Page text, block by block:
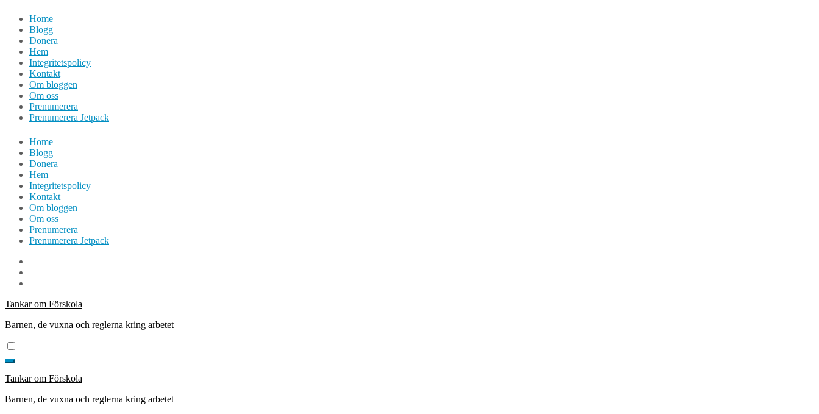
Hoppa
innehåll
Home
Blogg
Donera
Hem
Integritetspolicy
Kontakt
Om bloggen
Om oss
Prenumerera
Prenumerera Jetpack
Home
Blogg
Donera
Hem
Integritetspolicy
Kontakt
Om bloggen
Om oss
Prenumerera
Prenumerera Jetpack
Tankar om Förskola
Barnen, de vuxna och reglerna kring arbetet
Tankar om Förskola
Barnen, de vuxna och reglerna kring arbetet